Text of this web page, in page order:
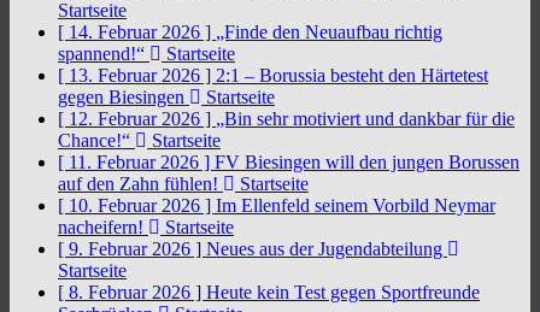
Startseite
[ 14. Februar 2026 ] „Finde den Neuaufbau richtig
spannend!“
Startseite
[ 13. Februar 2026 ] 2:1 – Borussia besteht den Härtetest
gegen Biesingen
Startseite
[ 12. Februar 2026 ] „Bin sehr motiviert und dankbar für die
Chance!“
Startseite
[ 11. Februar 2026 ] FV Biesingen will den jungen Borussen
auf den Zahn fühlen!
Startseite
[ 10. Februar 2026 ] Im Ellenfeld seinem Vorbild Neymar
nacheifern!
Startseite
[ 9. Februar 2026 ] Neues aus der Jugendabteilung
Startseite
[ 8. Februar 2026 ] Heute kein Test gegen Sportfreunde